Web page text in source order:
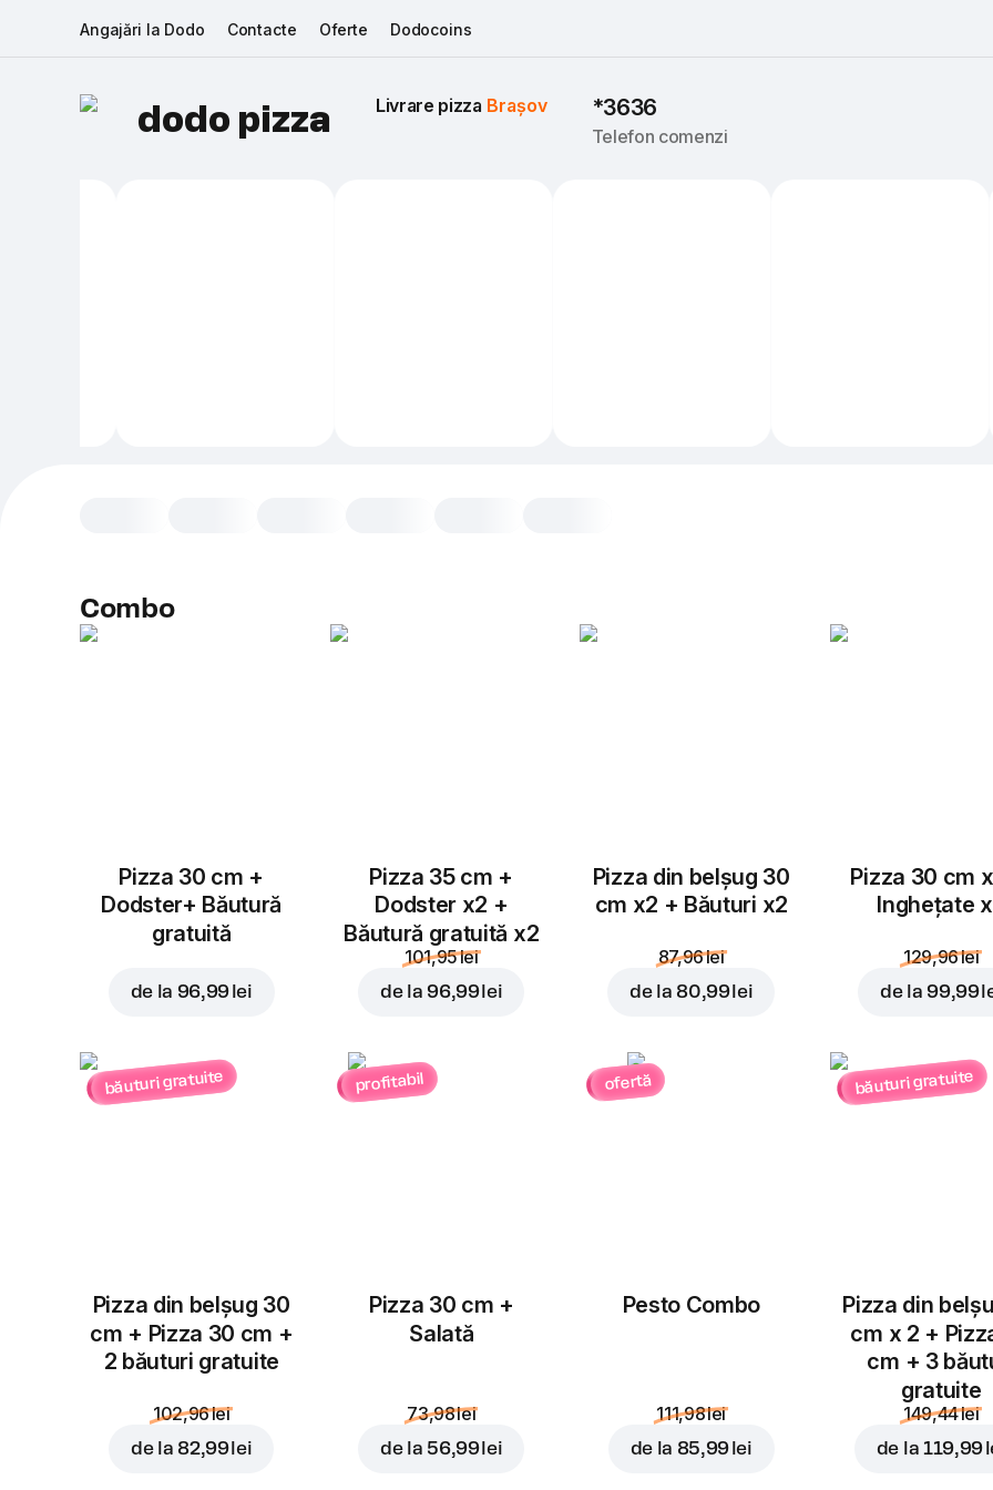
Angajări la Dodo Contacte Oferte Dodocoins
dodo pizza Livrare pizza Brașov *3636
Telefon comenzi
Adaugă topping
Blue Cheese
4,00 lei
Combo
Pizza 30 cm +
Dodster+ Băutură
gratuită
de la 96,99 lei
Pizza 35 cm +
Dodster x2 +
Băutură gratuită x2
101,95 lei
de la 96,99 lei
Pizza din belșug 30
cm x2 + Băuturi x2
87,96 lei
de la 80,99 lei
Pizza 30 cm
Inghețate
129,96 lei
de la 99,99
băuturi gratuite
Pizza din belșug 30
cm + Pizza 30 cm +
2 băuturi gratuite
102,96 lei
de la 82,99 lei
profitabil
Pizza 30 cm +
Salată
73,98 lei
de la 56,99 lei
ofertă
Pesto Combo
111,98 lei
de la 85,99 lei
băuturi gratuite
Pizza din
cm x 2 +
cm + 3
gratuite
149,44 lei
de la 119,99